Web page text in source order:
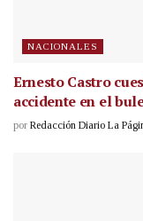
NACIONALES
Ernesto Castro
accidente en el
por Redacción Diario La